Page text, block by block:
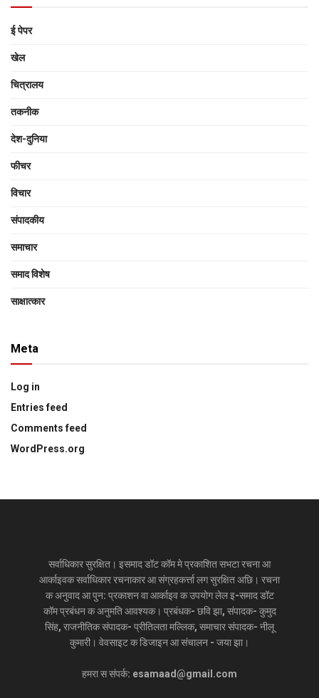
ई पेपर
खेल
चित्रालय
तकनीक
देश-दुनिया
फीचर
विचार
संपादकीय
समाचार
समाद विशेष
साक्षात्‍कार
Meta
Log in
Entries feed
Comments feed
WordPress.org
सर्वाधिकार सुरक्षित। इसमाद डॉट कॉम मे प्रकाशित सभटा रचना आ
आर्काइवक सर्वाधिकार रचनाकार आ संग्रहकर्त्ता लग सुरक्षित अछि। रचना
क अनुवाद आ पुन: प्रकाशन वा आर्काइव क उपयोग लेल इ-समाद डॉट
कॉम प्रबंधन क अनुमति आवश्यक। प्रबंधक- छवि झा, संपादक- कुमुद
सिंह, राजनीतिक संपादक- प्रीतिलता मल्लिक, समाचार संपादक- नीलू
कुमारी। वेवसाइट क डिजाइन आ संचालन - जया झा।
हमरा स संपर्क: esamaad@gmail.com